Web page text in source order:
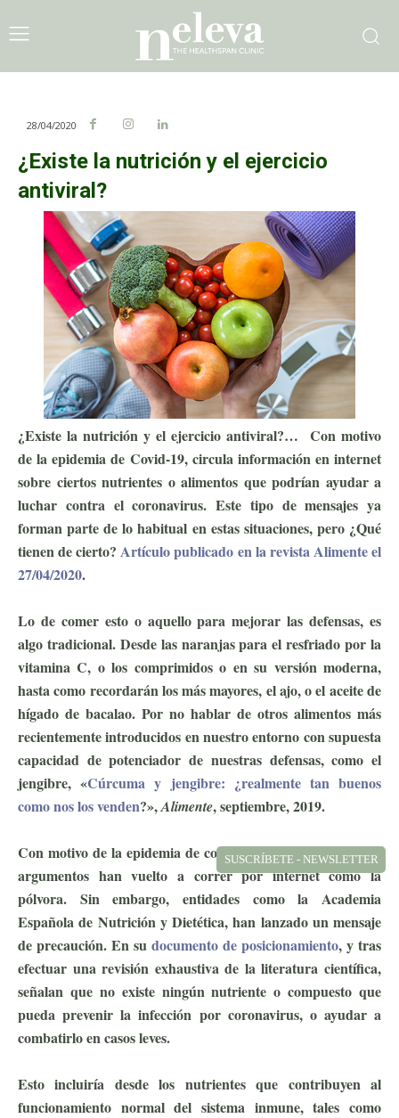
28/04/2020
¿Existe la nutrición y el ejercicio
antiviral?
¿Existe la nutrición y el ejercicio antiviral?… Con motivo
de la epidemia de Covid-19, circula información en internet
sobre ciertos nutrientes o alimentos que podrían ayudar a
luchar contra el coronavirus. Este tipo de mensajes ya
forman parte de lo habitual en estas situaciones, pero ¿Qué
tienen de cierto?Artículo publicado en la revista Alimente el
27/04/2020.
Lo de comer esto o aquello para mejorar las defensas, es
algo tradicional. Desde las naranjas para el resfriado por la
vitamina C, o los comprimidos o en su versión moderna,
hasta como recordarán los más mayores, el ajo, o el aceite de
hígado de bacalao. Por no hablar de otros alimentos más
recientemente introducidos en nuestro entorno con supuesta
capacidad de potenciador de nuestras defensas, como el
jengibre, «Cúrcuma y jengibre: ¿realmente tan buenos
como nos los venden?»,Alimente, septiembre, 2019.
Con motivo de la epidemia de coronavirus, algunos de estos
argumentos han vuelto a correr por internet como la
pólvora. Sin embargo, entidades como la Academia
Española de Nutrición y Dietética, han lanzado un mensaje
de precaución. En su documento de posicionamiento, y tras
efectuar una revisión exhaustiva de la literatura científica,
señalan que no existe ningún nutriente o compuesto que
pueda prevenir la infección por coronavirus, o ayudar a
combatirlo en casos leves.
Esto incluiría desde los nutrientes que contribuyen al
funcionamiento normal del sistema inmune, tales como
SUSCRÍBETE - NEWSLETTER